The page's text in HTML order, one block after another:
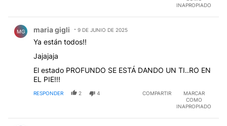
INAPROPIADO
MG maria gigli 9 DE JUNIO DE 2025
Ya están todos!!
Jajajaja
El estado PROFUNDO SE ESTÁ DANDO UN TI..RO EN
EL PIE!!!
RESPONDER 2 4 COMPARTIR
MARCAR
COMO
INAPROPIADO